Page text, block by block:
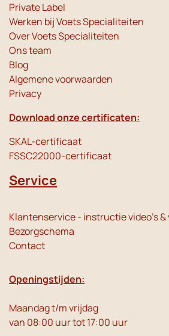
Private Label
Werken bij Voets Specialiteiten
Over Voets Specialiteiten
Ons team
Blog
Algemene voorwaarden
Privacy
Download onze certificaten:
SKAL-certificaat
FSSC22000-certificaat
Service
Klantenservice - instructie video's &
Bezorgschema
Contact
Openingstijden:
Maandag t/m vrijdag
van 08:00 uur tot 17:00 uur